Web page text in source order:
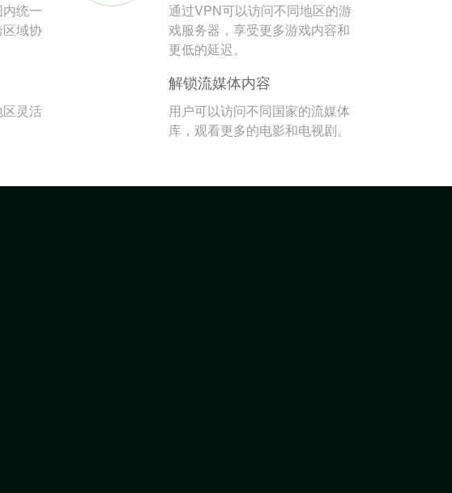
统一
域协
灵活
通过VPN可以访问不同地区的游
戏服务器，享受更多游戏内容和
更低的延迟。
解锁流媒体内容
用户可以访问不同国家的流媒体
库，观看更多的电影和电视剧。